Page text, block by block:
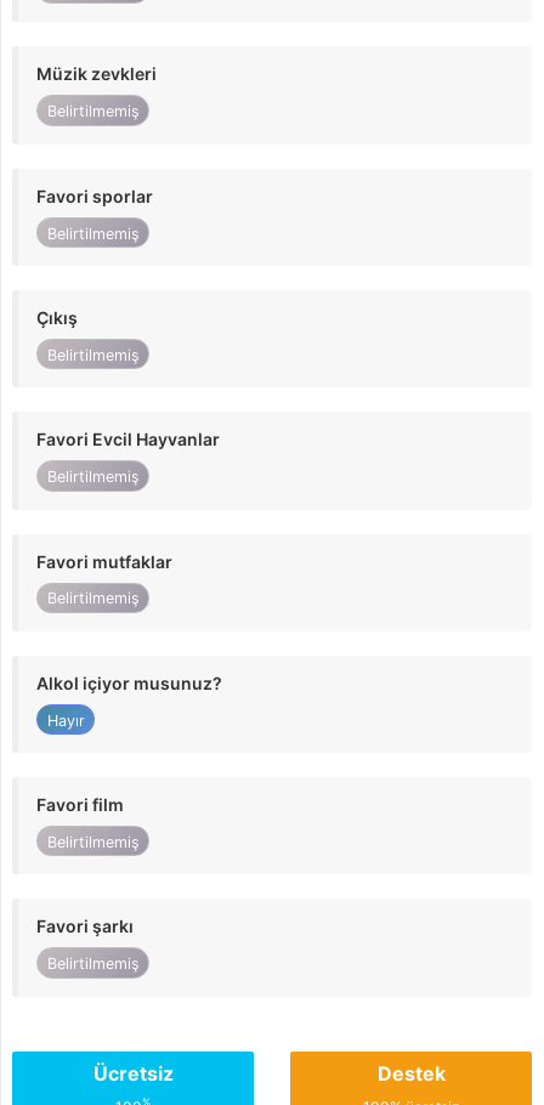
Müzik zevkleri
Belirtilmemiş
Favori sporlar
Belirtilmemiş
Çıkış
Belirtilmemiş
Favori Evcil Hayvanlar
Belirtilmemiş
Favori mutfaklar
Belirtilmemiş
Alkol içiyor musunuz?
Hayır
Favori film
Belirtilmemiş
Favori şarkı
Belirtilmemiş
Ücretsiz
%
Destek